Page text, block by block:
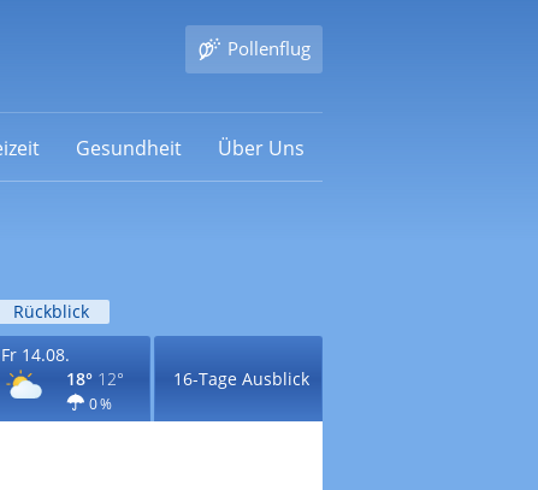
Pollenflug
Gesundheit Über Uns
Rückblick
Fr 14.08.
18° 12°
0 %
16-Tage Ausblick